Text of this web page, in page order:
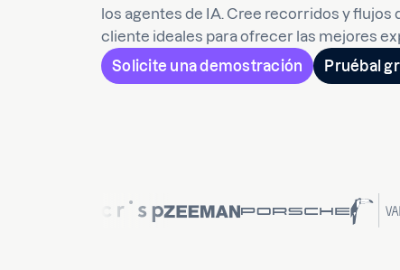
los agentes de IA. Cree recorridos y flujos
cliente ideales para ofrecer las mejores
Solicite una demostración
Pruébal